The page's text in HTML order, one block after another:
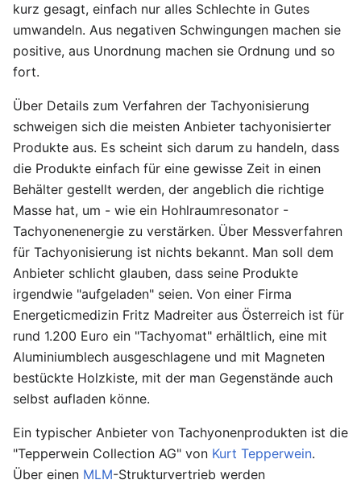
kurz gesagt, einfach nur alles Schlechte in Gutes
umwandeln. Aus negativen Schwingungen machen sie
positive, aus Unordnung machen sie Ordnung und so
fort.
Über Details zum Verfahren der Tachyonisierung
schweigen sich die meisten Anbieter tachyonisierter
Produkte aus. Es scheint sich darum zu handeln, dass
die Produkte einfach für eine gewisse Zeit in einen
Behälter gestellt werden, der angeblich die richtige
Masse hat, um - wie ein Hohlraumresonator -
Tachyonenenergie zu verstärken. Über Messverfahren
für Tachyonisierung ist nichts bekannt. Man soll dem
Anbieter schlicht glauben, dass seine Produkte
irgendwie "aufgeladen" seien. Von einer Firma
Energeticmedizin Fritz Madreiter aus Österreich ist für
rund 1.200 Euro ein "Tachyomat" erhältlich, eine mit
Aluminiumblech ausgeschlagene und mit Magneten
bestückte Holzkiste, mit der man Gegenstände auch
selbst aufladen könne.
Ein typischer Anbieter von Tachyonenprodukten ist die
"Tepperwein Collection AG" von Kurt Tepperwein.
Über einen MLM-Strukturvertrieb werden